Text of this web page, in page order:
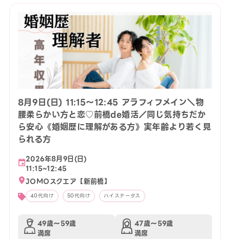
8月9日(日) 11:15〜12:45 アラフィフメイン＼物
腰柔らかい方と恋♡前橋de婚活／同じ気持ちだか
ら安心《婚姻歴に理解がある方》実年齢より若く見
られる方
2026年8月9日(日)
11:15~12:45
JOMOスクエア【新前橋】
40代向け 50代向け ハイステータス
49歳〜59歳
満席
47歳〜59歳
満席